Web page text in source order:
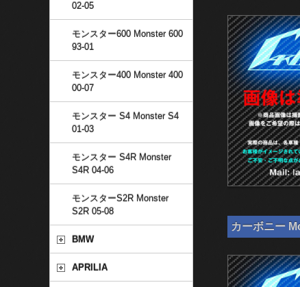
カーボニー
02-05
モンスター600 Monster 600
93-01
モンスター400 Monster 400
00-07
モンスター S4 Monster S4
01-03
モンスター S4R Monster
S4R 04-06
モンスターS2R Monster
S2R 05-08
BMW
APRILIA